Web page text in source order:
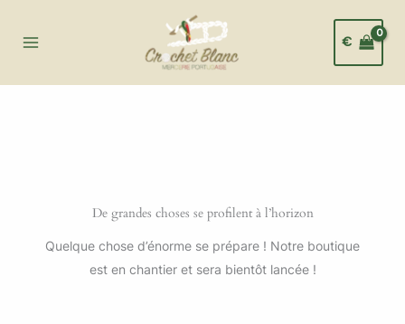
€
De grandes choses se profilent à l’horizon
Quelque chose d’énorme se prépare ! Notre boutique
est en chantier et sera bientôt lancée !